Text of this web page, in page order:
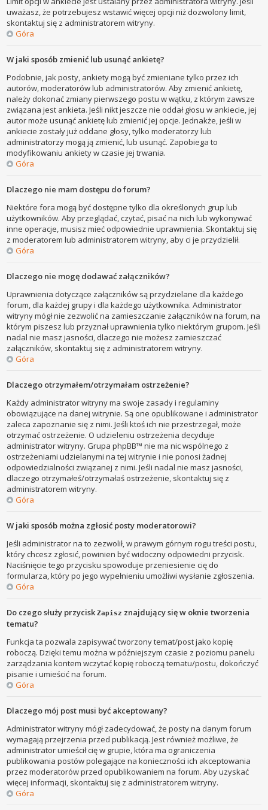
uważasz, że potrzebujesz wstawić więcej opcji niż dozwolony limit,
skontaktuj się z administratorem witryny.
Góra
W jaki sposób zmienić lub usunąć ankietę?
Podobnie, jak posty, ankiety mogą być zmieniane tylko przez ich
autorów, moderatorów lub administratorów. Aby zmienić ankietę,
należy dokonać zmiany pierwszego postu w wątku, z którym zawsze
związana jest ankieta. Jeśli nikt jeszcze nie oddał głosu w ankiecie, jej
autor może usunąć ankietę lub zmienić jej opcje. Jednakże, jeśli w
ankiecie zostały już oddane głosy, tylko moderatorzy lub
administratorzy mogą ją zmienić, lub usunąć. Zapobiega to
modyfikowaniu ankiety w czasie jej trwania.
Góra
Dlaczego nie mam dostępu do forum?
Niektóre fora mogą być dostępne tylko dla określonych grup lub
użytkowników. Aby przeglądać, czytać, pisać na nich lub wykonywać
inne operacje, musisz mieć odpowiednie uprawnienia. Skontaktuj się
z moderatorem lub administratorem witryny, aby ci je przydzielił.
Góra
Dlaczego nie mogę dodawać załączników?
Uprawnienia dotyczące załączników są przydzielane dla każdego
forum, dla każdej grupy i dla każdego użytkownika. Administrator
witryny mógł nie zezwolić na zamieszczanie załączników na forum, na
którym piszesz lub przyznał uprawnienia tylko niektórym grupom. Jeśli
nadal nie masz jasności, dlaczego nie możesz zamieszczać
załączników, skontaktuj się z administratorem witryny.
Góra
Dlaczego otrzymałem/otrzymałam ostrzeżenie?
Każdy administrator witryny ma swoje zasady i regulaminy
obowiązujące na danej witrynie. Są one opublikowane i administrator
zaleca zapoznanie się z nimi. Jeśli ktoś ich nie przestrzegał, może
otrzymać ostrzeżenie. O udzieleniu ostrzeżenia decyduje
administrator witryny. Grupa phpBB™ nie ma nic wspólnego z
ostrzeżeniami udzielanymi na tej witrynie i nie ponosi żadnej
odpowiedzialności związanej z nimi. Jeśli nadal nie masz jasności,
dlaczego otrzymałeś/otrzymałaś ostrzeżenie, skontaktuj się z
administratorem witryny.
Góra
W jaki sposób można zgłosić posty moderatorowi?
Jeśli administrator na to zezwolił, w prawym górnym rogu treści postu,
który chcesz zgłosić, powinien być widoczny odpowiedni przycisk.
Naciśnięcie tego przycisku spowoduje przeniesienie cię do
formularza, który po jego wypełnieniu umożliwi wysłanie zgłoszenia.
Góra
Do czego służy przyciskZapisz znajdujący się w oknie tworzenia
tematu?
Funkcja ta pozwala zapisywać tworzony temat/post jako kopię
roboczą. Dzięki temu można w późniejszym czasie z poziomu panelu
zarządzania kontem wczytać kopię roboczą tematu/postu, dokończyć
pisanie i umieścić na forum.
Góra
Dlaczego mój post musi być akceptowany?
Administrator witryny mógł zadecydować, że posty na danym forum
wymagają przejrzenia przed publikacją. Jest również możliwe, że
administrator umieścił cię w grupie, która ma ograniczenia
publikowania postów polegające na konieczności ich akceptowania
przez moderatorów przed opublikowaniem na forum. Aby uzyskać
więcej informacji, skontaktuj się z administratorem witryny.
Góra